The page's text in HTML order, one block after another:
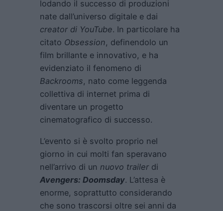
lodando il successo di produzioni
nate dall’universo digitale e dai
creator di YouTube. In particolare ha
citato Obsession, definendolo un
film brillante e innovativo, e ha
evidenziato il fenomeno di
Backrooms, nato come leggenda
collettiva di internet prima di
diventare un progetto
cinematografico di successo.
L’evento si è svolto proprio nel
giorno in cui molti fan speravano
nell’arrivo di un nuovo trailerdi
Avengers: Doomsday. L’attesa è
enorme, soprattutto considerando
che sono trascorsi oltre sei anni da